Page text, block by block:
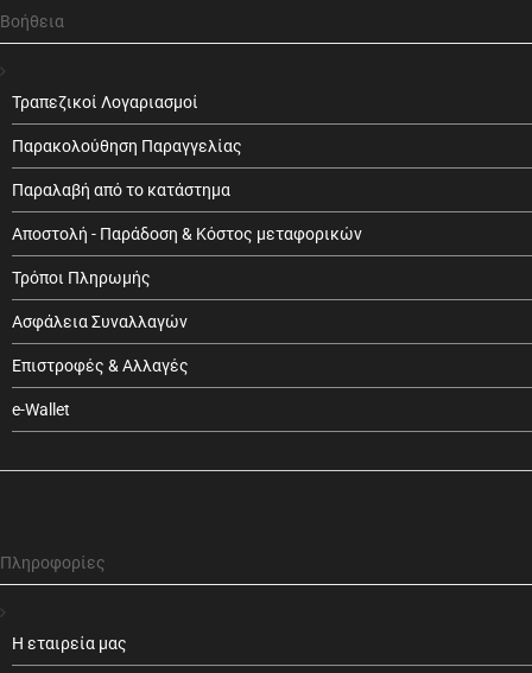
Βοήθεια
Τραπεζικοί Λογαριασμοί
Παρακολούθηση Παραγγελίας
Παραλαβή από το κατάστημα
Αποστολή - Παράδοση & Κόστος μεταφορικών
Τρόποι Πληρωμής
Ασφάλεια Συναλλαγών
Επιστροφές & Αλλαγές
e-Wallet
Πληροφορίες
Η εταιρεία μας